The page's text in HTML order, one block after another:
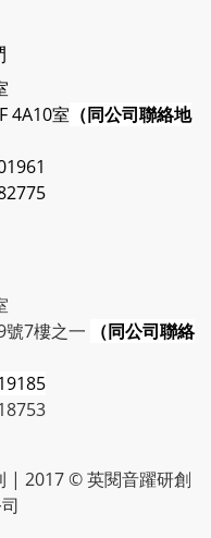
4A10室 （同公司聯絡地
7樓之一
（同公司聯絡
| 2017 © 英閱音躍研創